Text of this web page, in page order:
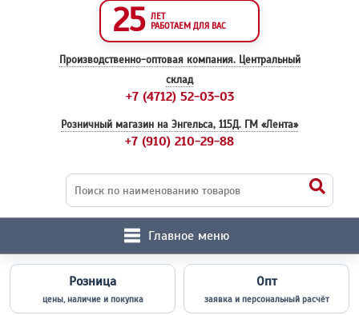
25 ЛЕТ
РАБОТАЕМ ДЛЯ ВАС
Производственно-оптовая компания. Центральный
склад
+7 (4712) 52-03-03
Розничный магазин на Энгельса, 115Д. ГМ «Лента»
+7 (910) 210-29-88
Главное меню
Розница
цены, наличие и покупка
Опт
заявка и персональный расчёт